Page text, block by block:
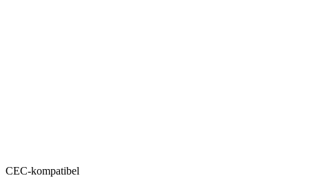
CEC-kompatibel